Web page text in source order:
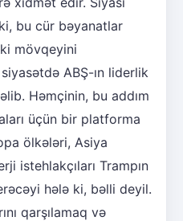
bu cür bəyanatlar
mövqeyini
ABŞ-ın liderlik
Həmçinin, bu addım
üçün bir platforma
ölkələri, Asiya
istehlakçıları Trampın
hələ ki, bəlli deyil.
qarşılamaq və